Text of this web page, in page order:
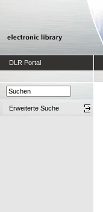
DLR Portal
Erweiterte Suche